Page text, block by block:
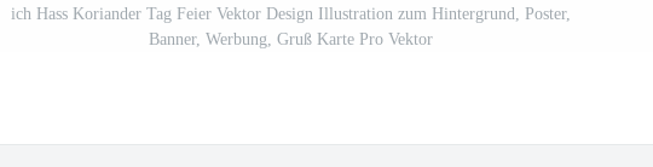
ich Hass Koriander Tag Feier Vektor Design Illustration zum Hintergrund, Poster,
Banner, Werbung, Gruß Karte Pro Vektor